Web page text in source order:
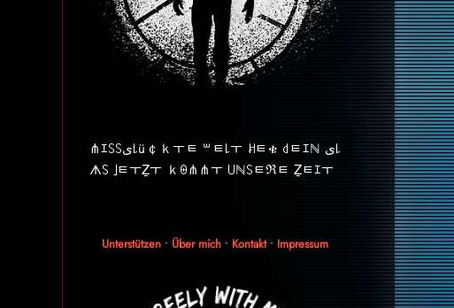
⋔ｴ꒚꒚ﻯ꒒ü￠ｋￓﾼ ꒳ﾼ꒒ￓ ꎧﾼቄ ꒯ﾼｴℕ ﻯ꒒
ᗑ꒚ ｣ﾼￓẔￓ ｋꑙ⋔⋔ￓ ꒤ℕ꒚ﾼℜﾼ Ẕﾼｴￓ
Unterstützen• Über mich• Kontakt• Impressum